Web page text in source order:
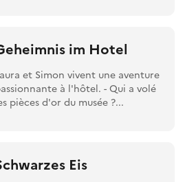
im Hotel
et Simon vivent une aventure
à l'hôtel. - Qui a volé
pièces d'or du musée ?...
Eis